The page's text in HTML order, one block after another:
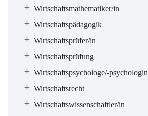
Wirtschaftsmathematiker/in
Wirtschaftspädagogik
Wirtschaftsprüfer/in
Wirtschaftsprüfung
Wirtschaftspsychologe/-psychologin
Wirtschaftsrecht
Wirtschaftswissenschaftler/in